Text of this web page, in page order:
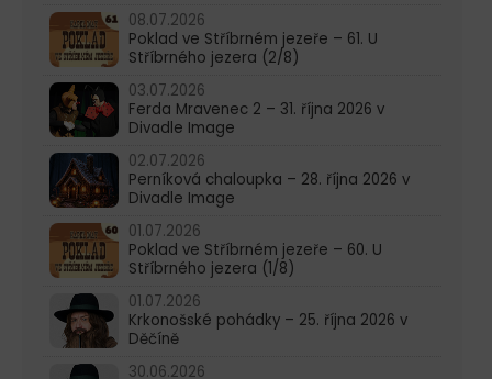
08.07.2026
Poklad ve Stříbrném jezeře – 61. U
Stříbrného jezera (2/8)
03.07.2026
Ferda Mravenec 2 – 31. října 2026 v
Divadle Image
02.07.2026
Perníková chaloupka – 28. října 2026 v
Divadle Image
01.07.2026
Poklad ve Stříbrném jezeře – 60. U
Stříbrného jezera (1/8)
01.07.2026
Krkonošské pohádky – 25. října 2026 v
Děčíně
30.06.2026